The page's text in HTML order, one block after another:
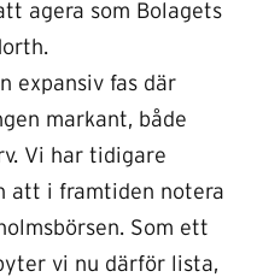
agera som Bolagets
expansiv fas där
markant, både
Vi har tidigare
att i framtiden notera
Som ett
vi nu därför lista,